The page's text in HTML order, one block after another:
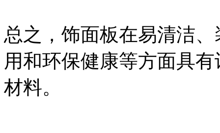
总之，饰面板在易清洁
用和环保健康等方面具
材料。